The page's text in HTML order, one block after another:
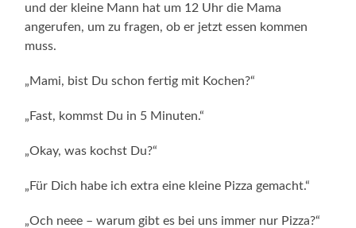
und der kleine Mann hat um 12 Uhr die Mama
angerufen, um zu fragen,ob er jetzt essen kommen
muss.
„Mami, bist Du schon fertig mit Kochen?“
„Fast, kommst Du in 5 Minuten.“
„Okay, was kochst Du?“
„Für Dich habe ich extra eine kleine Pizza gemacht.“
„Och neee – warum gibt es bei uns immer nur Pizza?“